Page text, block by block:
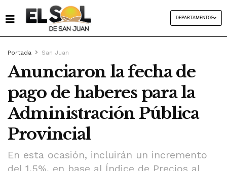
DEPARTAMENTOS
Portada San Juan
Anunciaron la fecha de
pago de haberes para la
Administración Pública
Provincial
En esta ocasión, incluirán un incremento